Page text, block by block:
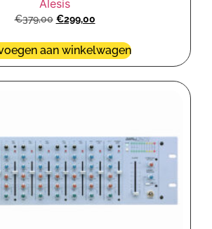
Alesis
€379,00 €299,00
aan winkelwagen